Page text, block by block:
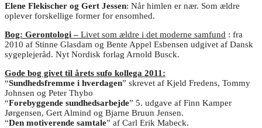
Elene Flekischer og Gert Jessen: Når himlen er nær. Som ældre
oplever forskellige former for ensomhed.
Bog: Gerontologi – Livet som ældre i det moderne samfund : fra
2010 af Stinne Glasdam og Bente Appel Esbensen udgivet af Dansk
sygeplejeråd. Nyt Nordisk forlag Arnold Busck.
Gode bog givet til årets sufo kollega 2011:
“Sundhedsfremme i hverdagen” skrevet af Kjeld Fredens, Tommy
Johnsen og Peter Thybo
“Forebyggende sundhedsarbejde” 5. udgave af Finn Kamper
Jørgensen, Gert Almind og Bjarne Bruun Jensen.
“Den motiverende samtale” af Carl Erik Mabeck.